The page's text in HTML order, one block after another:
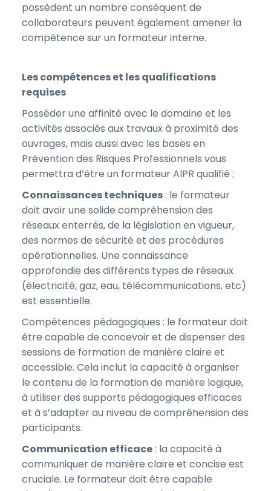
possèdent un nombre conséquent de
collaborateurs peuvent également amener la
compétence sur un formateur interne.
Les compétences et les qualifications
requises
Posséder une affinité avec le domaine et les
activités associés aux travaux à proximité des
ouvrages, mais aussi avec les bases en
Prévention des Risques Professionnels vous
permettra d’être un formateur AIPR qualifié :
Connaissances techniques: le formateur
doit avoir une solide compréhension des
réseaux enterrés, de la législation en vigueur,
des normes de sécurité et des procédures
opérationnelles. Une connaissance
approfondie des différents types de réseaux
(électricité, gaz, eau, télécommunications, etc)
est essentielle.
Compétences pédagogiques : le formateur doit
être capable de concevoir et de dispenser des
sessions de formation de manière claire et
accessible. Cela inclut la capacité à organiser
le contenu de la formation de manière logique,
à utiliser des supports pédagogiques efficaces
et à s’adapter au niveau de compréhension des
participants.
Communication efficace: la capacité à
communiquer de manière claire et concise est
cruciale. Le formateur doit être capable